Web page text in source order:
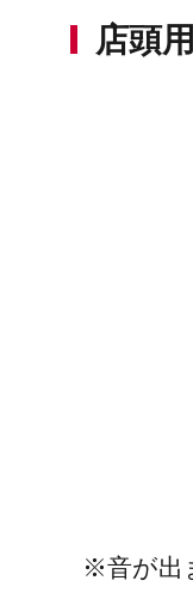
店頭
※音が出